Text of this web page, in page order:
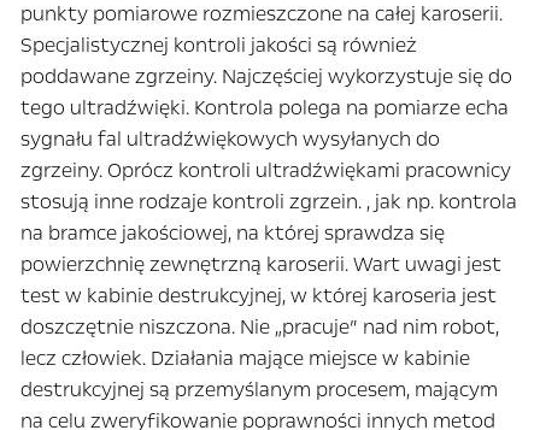
punkty pomiarowe rozmieszczone na całej karoserii.
Specjalistycznej kontroli jakości są również
poddawane zgrzeiny. Najczęściej wykorzystuje się do
tego ultradźwięki. Kontrola polega na pomiarze echa
sygnału fal ultradźwiękowych wysyłanych do
zgrzeiny. Oprócz kontroli ultradźwiękami pracownicy
stosują inne rodzaje kontroli zgrzein. , jak np. kontrola
na bramce jakościowej, na której sprawdza się
powierzchnię zewnętrzną karoserii. Wart uwagi jest
test w kabinie destrukcyjnej, w której karoseria jest
doszczętnie niszczona. Nie „pracuje” nad nim robot,
lecz człowiek. Działania mające miejsce w kabinie
destrukcyjnej są przemyślanym procesem, mającym
na celu zweryfikowanie poprawności innych metod